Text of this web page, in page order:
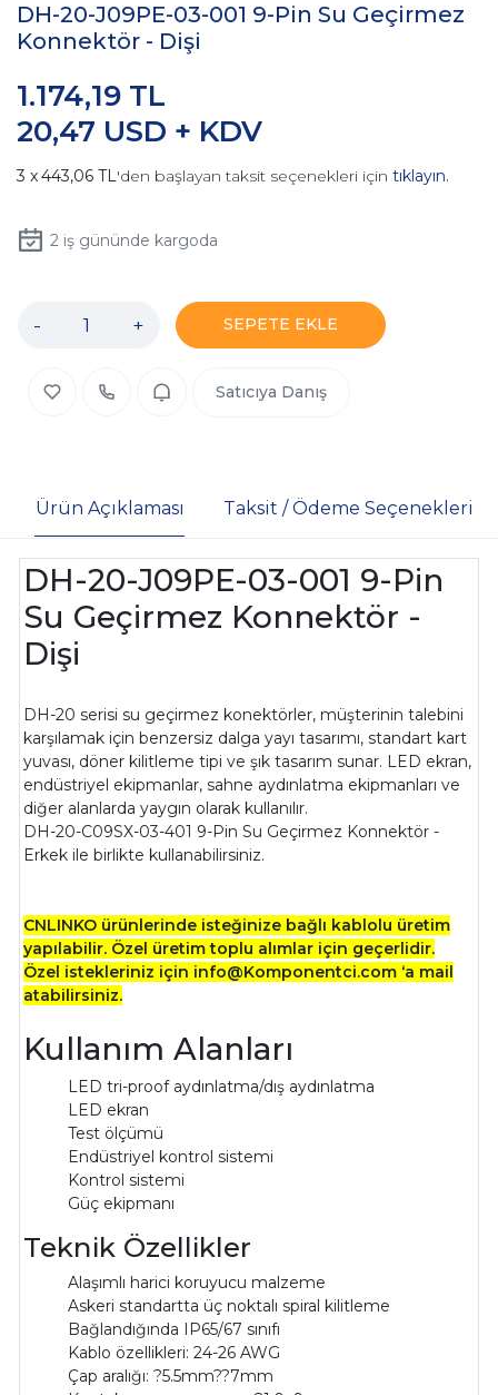
DH-20-J09PE-03-001 9-Pin Su Geçirmez
Konnektör - Dişi
20,47 USD + KDV
1.174,19 TL
443,06 TL'den başlayan taksit seçenekleri için tıklayın.
2iş gününde kargoda
- + SEPETE EKLE
Satıcıya Danış
Ürün Açıklaması Taksit / Ödeme Seçenekleri
DH-20-J09PE-03-001 9-Pin
Su Geçirmez Konnektör -
Dişi
DH-20 serisi su geçirmez konektörler, müşterinin talebini
karşılamak için benzersiz dalga yayı tasarımı, standart kart
yuvası, döner kilitleme tipi ve şık tasarım sunar. LED ekran,
endüstriyel ekipmanlar, sahne aydınlatma ekipmanları ve
diğer alanlarda yaygın olarak kullanılır.
DH-20-C09SX-03-401 9-Pin Su Geçirmez Konnektör -
Erkek ile birlikte kullanabilirsiniz.
CNLINKO ürünlerinde isteğinize bağlı kablolu üretim
yapılabilir. Özel üretim toplu alımlar için geçerlidir.
Özel istekleriniz için info@Komponentci.com ‘a mail
atabilirsiniz.
Kullanım Alanları
LED tri-proof aydınlatma/dış aydınlatma
LED ekran
Test ölçümü
Endüstriyel kontrol sistemi
Kontrol sistemi
Güç ekipmanı
Teknik Özellikler
Alaşımlı harici koruyucu malzeme
Askeri standartta üç noktalı spiral kilitleme
Bağlandığında IP65/67 sınıfı
Kablo özellikleri: 24-26 AWG
Çap aralığı: ?5.5mm??7mm